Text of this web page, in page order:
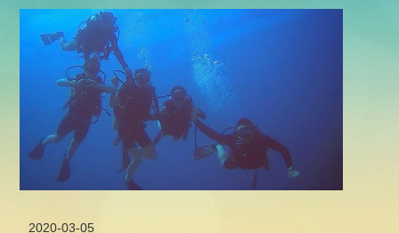
2020-03-05